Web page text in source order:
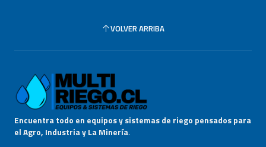
VOLVER ARRIBA
Encuentra todo en equipos y sistemas de riego pensados para
el Agro, Industria y La Minería.